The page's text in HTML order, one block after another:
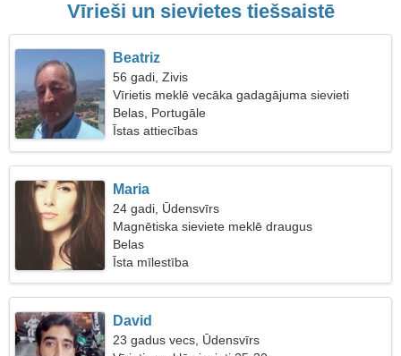
Vīrieši un sievietes tiešsaistē
Beatriz
56 gadi, Zivis
Vīrietis meklē vecāka gadagājuma sievieti
Belas, Portugāle
Īstas attiecības
Maria
24 gadi, Ūdensvīrs
Magnētiska sieviete meklē draugus
Belas
Īsta mīlestība
David
23 gadus vecs, Ūdensvīrs